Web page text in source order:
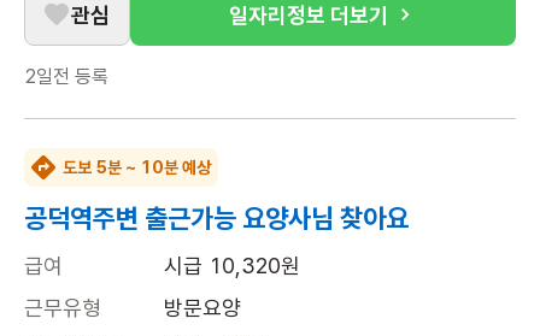
관심 일자리정보 더보기
2일전 등록
도보 5분 ~ 10분 예상
공덕역주변 출근가능 요양사님 찾아요
급여
시급 10,320원
근무유형
방문요양